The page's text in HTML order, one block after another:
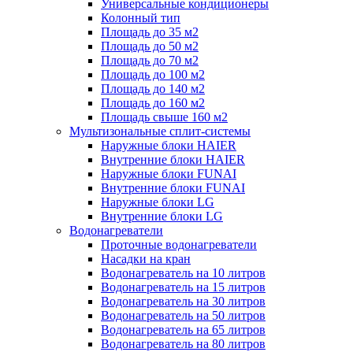
Универсальные кондиционеры
Колонный тип
Площадь до 35 м2
Площадь до 50 м2
Площадь до 70 м2
Площадь до 100 м2
Площадь до 140 м2
Площадь до 160 м2
Площадь свыше 160 м2
Мультизональные сплит-системы
Наружные блоки HAIER
Внутренние блоки HAIER
Hаружные блоки FUNAI
Внутренние блоки FUNAI
Наружные блоки LG
Внутренние блоки LG
Водонагреватели
Проточные водонагреватели
Наcадки на кран
Водонагреватель на 10 литров
Водонагреватель на 15 литров
Водонагреватель на 30 литров
Водонагреватель на 50 литров
Водонагреватель на 65 литров
Водонагреватель на 80 литров